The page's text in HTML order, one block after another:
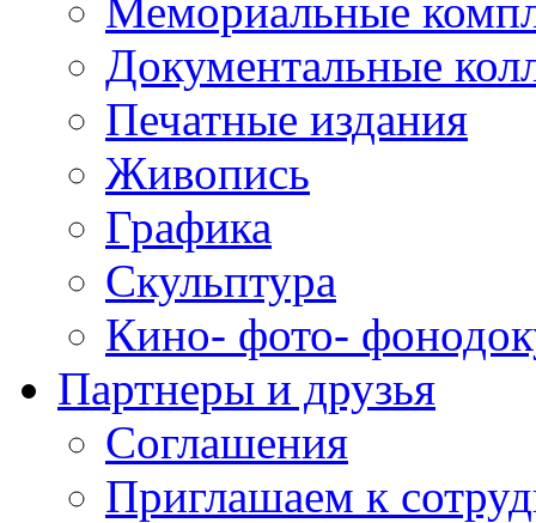
Мемориальные
Документальные
Печатные издания
Живопись
Графика
Скульптура
Кино- фото-
Партнеры и друзья
Соглашения
Приглашаем к